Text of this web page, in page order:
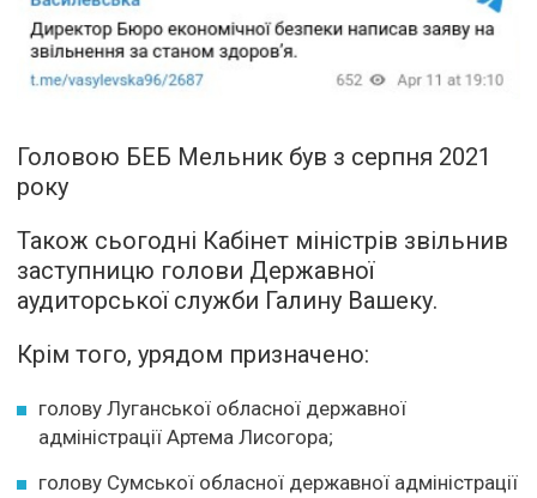
Головою БЕБ Мельник був з серпня 2021
року
Також сьогодні Кабінет міністрів звільнив
заступницю голови Державної
аудиторської служби Галину Вашеку.
Крім того, урядом призначено:
голову Луганської обласної державної
адміністрації Артема Лисогора;
голову Сумської обласної державної адміністрації